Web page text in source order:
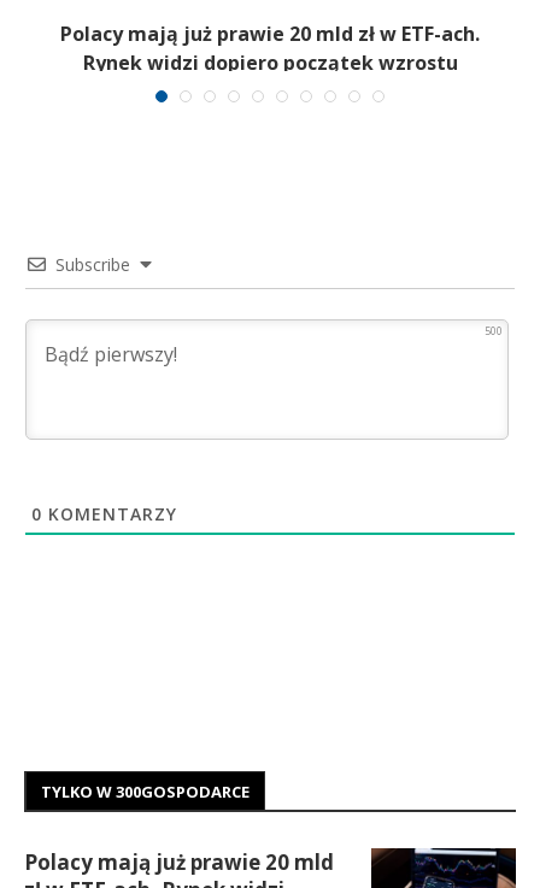
Polacy mają już prawie 20 mld zł w ETF-ach.
Rynek widzi dopiero początek wzrostu
Subscribe
500
0 KOMENTARZY
TYLKO W 300GOSPODARCE
Polacy mają już prawie 20 mld